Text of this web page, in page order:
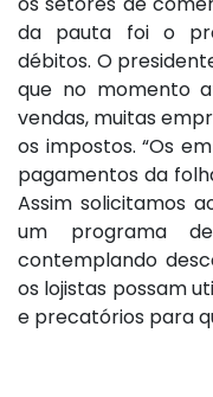
da pauta foi o
débitos. O
que no momento
vendas, muitas
os impostos. “Os
pagamentos da
Assim solicitamos
um programa
contemplando
os lojistas possam
e precatórios para